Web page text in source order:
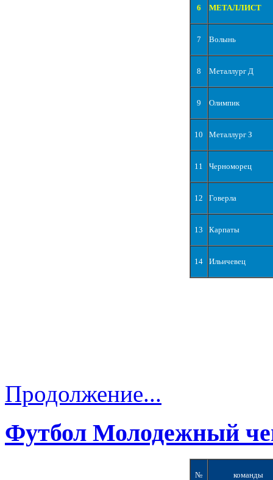
6 МЕТАЛЛИСТ
7 Волынь
8 Металлург Д
9 Олимпик
10 Металлург З
11 Черноморец
12 Говерла
13 Карпаты
14 Ильичевец
Продолжение...
Футбол Молодежный
№ команды